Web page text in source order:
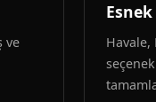
ve
Havale,